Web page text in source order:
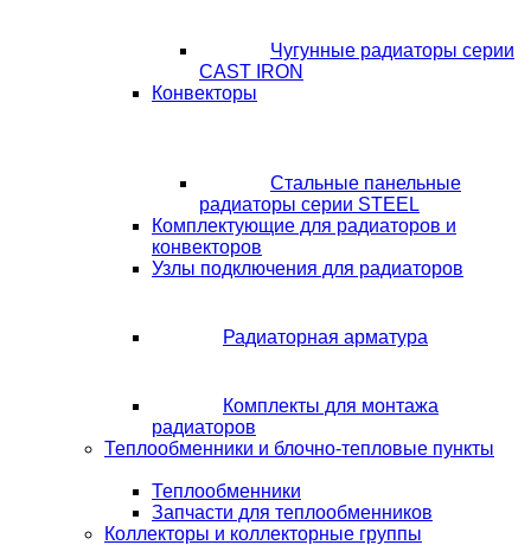
Чугунные радиаторы серии
CAST IRON
Конвекторы
Стальные панельные
радиаторы серии STEEL
Комплектующие для радиаторов и
конвекторов
Узлы подключения для радиаторов
Радиаторная арматура
Комплекты для монтажа
радиаторов
Теплообменники и блочно-тепловые пункты
Теплообменники
Запчасти для теплообменников
Коллекторы и коллекторные группы